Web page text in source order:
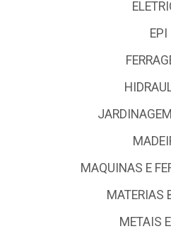
EPI
MAQUINAS E
MATERIAS
METAIS